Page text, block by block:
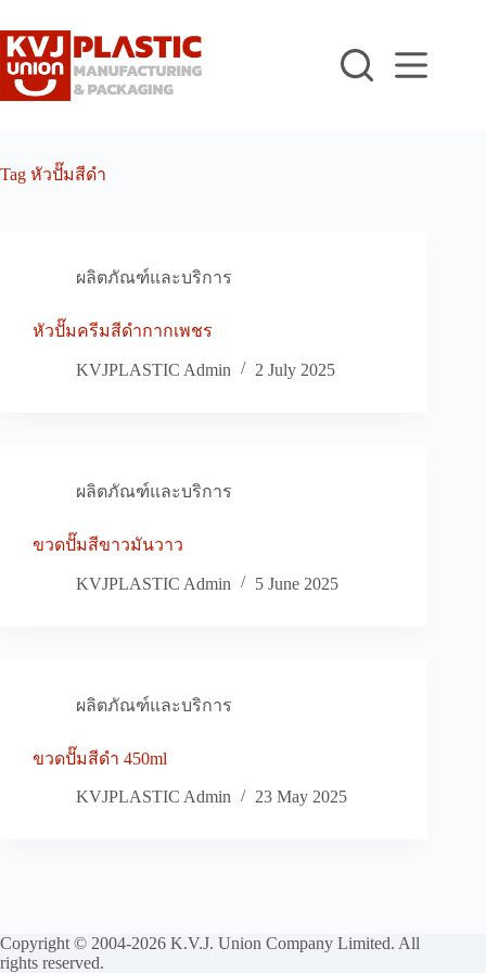
to
content
Tag หัวปั๊มสีดำ
ผลิตภัณฑ์และบริการ
หัวปั๊มครีมสีดำกากเพชร
KVJPLASTIC Admin 2 July 2025
ผลิตภัณฑ์และบริการ
ขวดปั๊มสีขาวมันวาว
KVJPLASTIC Admin 5 June 2025
ผลิตภัณฑ์และบริการ
ขวดปั๊มสีดำ 450ml
KVJPLASTIC Admin 23 May 2025
Copyright © 2004-2026 K.V.J. Union Company Limited. All
rights reserved.